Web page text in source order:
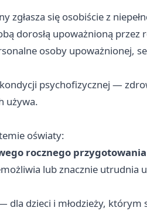
się osobiście z
dorosłą upoważnioną przez
osoby upoważnionej,
psychofizycznej —
używa.
oświaty:
rocznego przygotowania
lub znacznie utrudnia
dla dzieci i młodzieży, którym